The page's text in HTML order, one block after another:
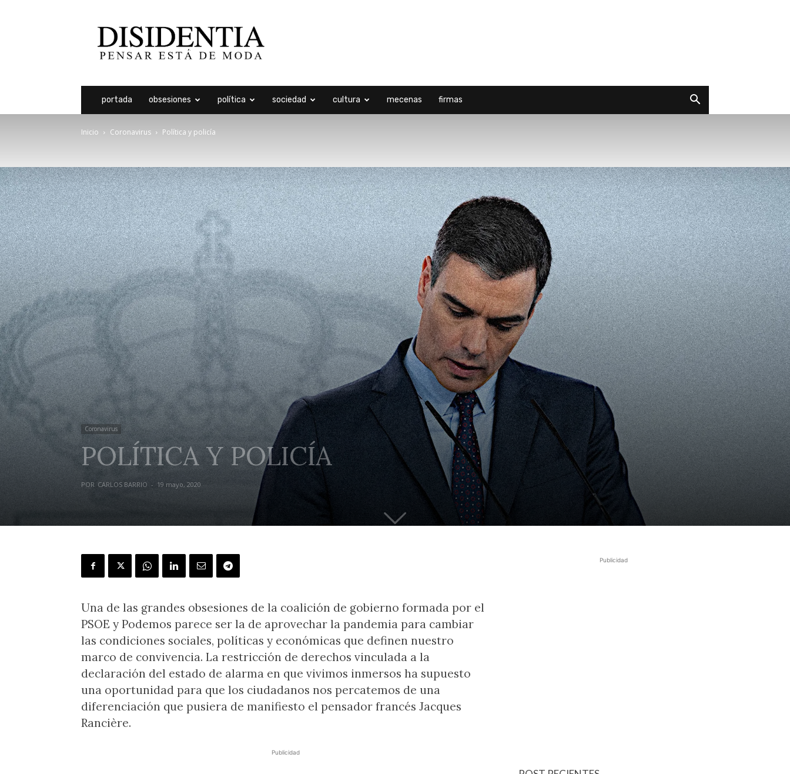
portada obsesiones política sociedad cultura mecenas firmas
Inicio Coronavirus Política y policía
Coronavirus
POLÍTICA Y POLICÍA
POR CARLOS BARRIO - 19 mayo, 2020
Una de las grandes obsesiones de la coalición de gobierno formada por el
PSOE y Podemos parece ser la de aprovechar la pandemia para cambiar
las condiciones sociales, políticas y económicas que definen nuestro
marco de convivencia. La restricción de derechos vinculada a la
declaración del estado de alarma en que vivimos inmersos ha supuesto
una oportunidad para que los ciudadanos nos percatemos de una
diferenciación que pusiera de manifiesto el pensador francés Jacques
Rancière.
Publicidad
Publicidad